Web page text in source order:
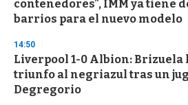
contenedores", IMM ya tiene
barrios para el nuevo modelo
14:50
Liverpool 1-0 Albion: Brizuela
triunfo al negriazul tras un
Degregorio